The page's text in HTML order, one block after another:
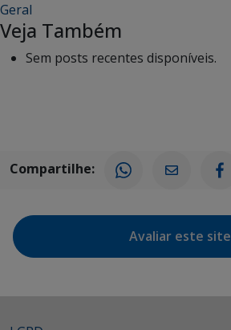
Geral
Veja Também
Sem posts recentes disponíveis.
Compartilhe:
Avaliar este site